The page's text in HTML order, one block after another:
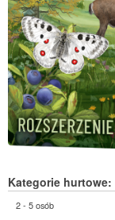
Kategorie hurtowe:
2 - 5 osób